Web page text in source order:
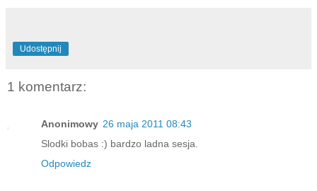
Udostępnij
1 komentarz:
Anonimowy 26 maja 2011 08:43
Slodki bobas :) bardzo ladna sesja.
Odpowiedz